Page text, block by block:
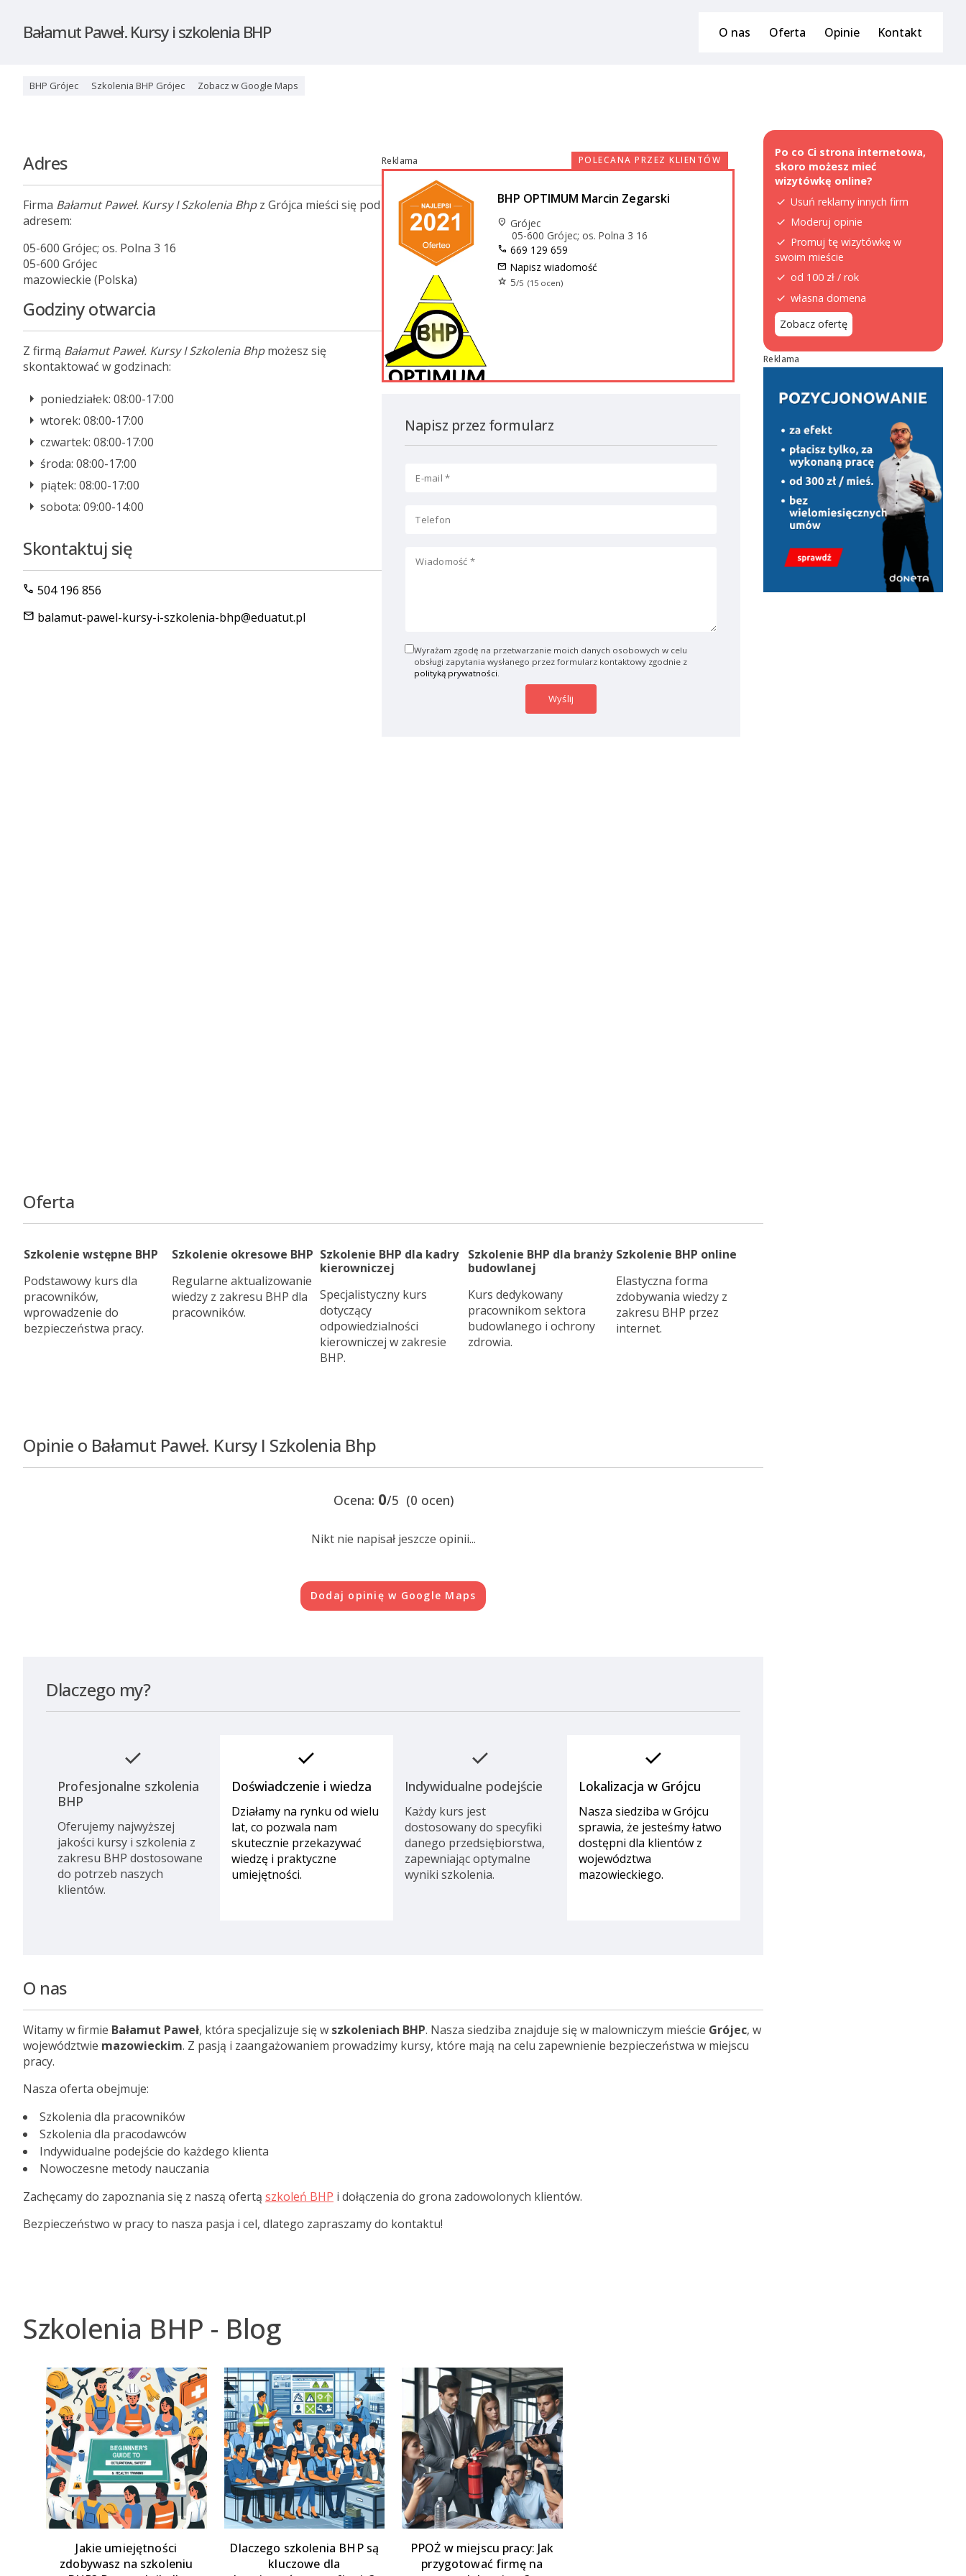
Bałamut Paweł. Kursy i szkolenia BHP O nas Oferta Opinie Kontakt
BHP Grójec Szkolenia BHP Grójec Zobacz w Google Maps
Adres
Firma Bałamut Paweł. Kursy I Szkolenia Bhpz Grójca mieści się pod
adresem:
05-600 Grójec; os. Polna 3 16
05-600 Grójec
mazowieckie (Polska)
Godziny otwarcia
Z firmą Bałamut Paweł. Kursy I Szkolenia Bhpmożesz się
skontaktować w godzinach:
poniedziałek: 08:00-17:00
wtorek: 08:00-17:00
czwartek: 08:00-17:00
środa: 08:00-17:00
piątek: 08:00-17:00
sobota: 09:00-14:00
Skontaktuj się
call 504 196 856
mail balamut-pawel-kursy-i-szkolenia-bhp@eduatut.pl
Reklama POLECANA PRZEZ KLIENTÓW
BHP OPTIMUM Marcin Zegarski
location_on Grójec
05-600 Grójec; os. Polna 3 16
call 669 129 659
mail Napisz wiadomość
star 5/5 (15 ocen)
Napisz przez formularz
Wyrażam zgodę na przetwarzanie moich danych osobowych w celu
obsługi zapytania wysłanego przez formularz kontaktowy zgodnie z
polityką prywatności.
Oferta
Szkolenie wstępne BHP
Podstawowy kurs dla
pracowników,
wprowadzenie do
bezpieczeństwa pracy.
Szkolenie okresowe BHP
Regularne aktualizowanie
wiedzy z zakresu BHP dla
pracowników.
Szkolenie BHP dla kadry
kierowniczej
Specjalistyczny kurs
dotyczący
odpowiedzialności
kierowniczej w zakresie
BHP.
Szkolenie BHP dla branży
budowlanej
Kurs dedykowany
pracownikom sektora
budowlanego i ochrony
zdrowia.
Szkolenie BHP online
Elastyczna forma
zdobywania wiedzy z
zakresu BHP przez
internet.
Opinie o Bałamut Paweł. Kursy I Szkolenia Bhp
Ocena: 0/5 (0 ocen)
Nikt nie napisał jeszcze opinii...
Dodaj opinię w Google Maps
Dlaczego my?
check
Profesjonalne szkolenia
BHP
Oferujemy najwyższej
jakości kursy i szkolenia z
zakresu BHP dostosowane
do potrzeb naszych
klientów.
check
Doświadczenie i wiedza
Działamy na rynku od wielu
lat, co pozwala nam
skutecznie przekazywać
wiedzę i praktyczne
umiejętności.
check
Indywidualne podejście
Każdy kurs jest
dostosowany do specyfiki
danego przedsiębiorstwa,
zapewniając optymalne
wyniki szkolenia.
check
Lokalizacja w Grójcu
Nasza siedziba w Grójcu
sprawia, że jesteśmy łatwo
dostępni dla klientów z
województwa
mazowieckiego.
O nas
Witamy w firmie Bałamut Paweł, która specjalizuje się w szkoleniach BHP. Nasza siedziba znajduje się w malowniczym mieście Grójec, w
województwie mazowieckim. Z pasją i zaangażowaniem prowadzimy kursy, które mają na celu zapewnienie bezpieczeństwa w miejscu
pracy.
Nasza oferta obejmuje:
Szkolenia dla pracowników
Szkolenia dla pracodawców
Indywidualne podejście do każdego klienta
Nowoczesne metody nauczania
Zachęcamy do zapoznania się z naszą ofertą szkoleń BHP i dołączenia do grona zadowolonych klientów.
Bezpieczeństwo w pracy to nasza pasja i cel, dlatego zapraszamy do kontaktu!
Szkolenia BHP - Blog
Jakie umiejętności
zdobywasz na szkoleniu
Dlaczego szkolenia BHP są
kluczowe dla
PPOŻ w miejscu pracy: Jak
przygotować firmę na
Po co Ci strona internetowa,
skoro możesz mieć
wizytówkę online?
Usuń reklamy innych firm
Moderuj opinie
Promuj tę wizytówkę w
swoim mieście
od 100 zł / rok
własna domena
Zobacz ofertę
Reklama